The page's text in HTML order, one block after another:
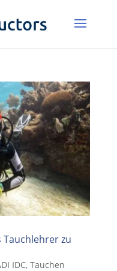
zu
IDC, Tauchen